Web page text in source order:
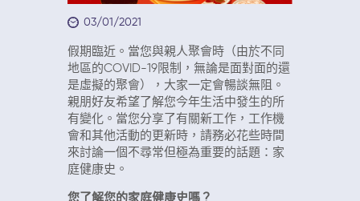
03/01/2021
假期臨近。當您與親人聚會時（由於不同
地區的COVID-19限制，無論是面對面的還
是虛擬的聚會），大家一定會暢談無阻。
親朋好友希望了解您今年生活中發生的所
有變化。當您分享了有關新工作，工作機
會和其他活動的更新時，請務必花些時間
來討論一個不尋常但極為重要的話題：家
庭健康史。
您了解您的家庭健康史嗎？